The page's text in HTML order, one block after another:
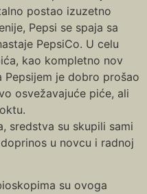
postao izuzetno
Pepsi se spaja sa
PepsiCo. U celu
kao kompletno nov
je dobro prošao
osvežavajuće piće, ali
sredstva su skupili sami
u novcu i radnoj
su ovoga